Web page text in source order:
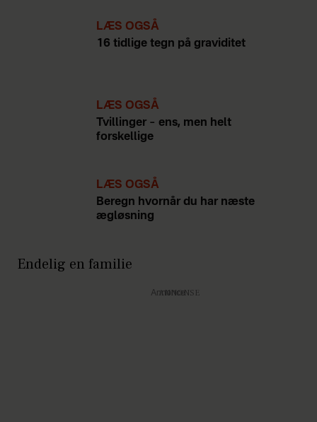
LÆS OGSÅ
16 tidlige tegn på graviditet
LÆS OGSÅ
Tvillinger – ens, men helt
forskellige
LÆS OGSÅ
Beregn hvornår du har næste
ægløsning
Endelig en familie
Annonce